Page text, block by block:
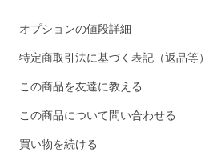
オプションの値段詳細
特定商取引法に基づく表記（返品等）
この商品を友達に教える
この商品について問い合わせる
買い物を続ける